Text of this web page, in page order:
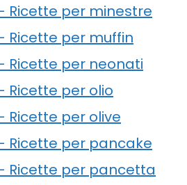
Ricette per minestre
Ricette per muffin
Ricette per neonati
Ricette per olio
Ricette per olive
Ricette per pancake
Ricette per pancetta